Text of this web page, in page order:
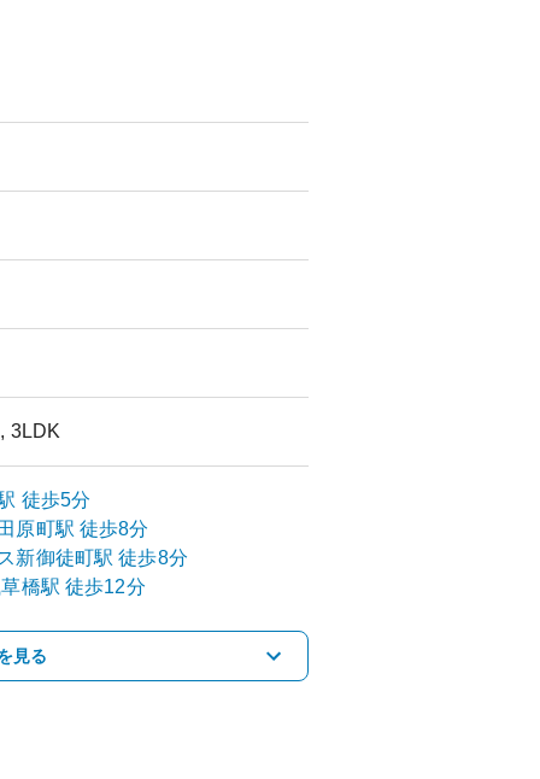
3LDK
徒歩5分
原町駅 徒歩8分
新御徒町駅 徒歩8分
橋駅 徒歩12分
見る